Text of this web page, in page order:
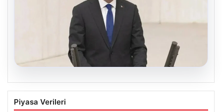
07.08.2026
AKP’li Vekil Barınma Sorununun
Sorumluluğunu Gençlere Yükledi
Piyasa Verileri